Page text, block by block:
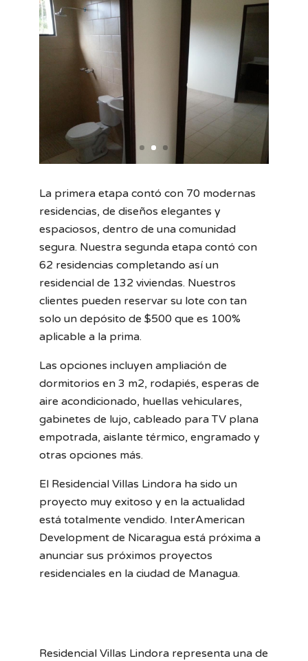
La primera etapa contó con 70 modernas
residencias, de diseños elegantes y
espaciosos, dentro de una comunidad
segura. Nuestra segunda etapa contó con
62 residencias completando así un
residencial de 132 viviendas. Nuestros
clientes pueden reservar su lote con tan
solo un depósito de $500 que es 100%
aplicable a la prima.
Las opciones incluyen ampliación de
dormitorios en 3 m2, rodapiés, esperas de
aire acondicionado, huellas vehiculares,
gabinetes de lujo, cableado para TV plana
empotrada, aislante térmico, engramado y
otras opciones más.
El Residencial Villas Lindora ha sido un
proyecto muy exitoso y en la actualidad
está totalmente vendido. InterAmerican
Development de Nicaragua está próxima a
anunciar sus próximos proyectos
residenciales en la ciudad de Managua.
Residencial Villas Lindora representa una de